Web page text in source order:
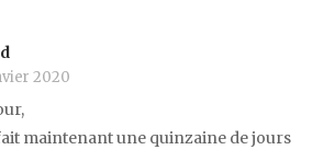
2020
maintenant une quinzaine de jours